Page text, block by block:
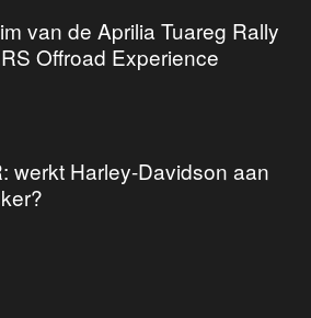
van de Aprilia Tuareg Rally
Offroad Experience
werkt Harley-Davidson aan